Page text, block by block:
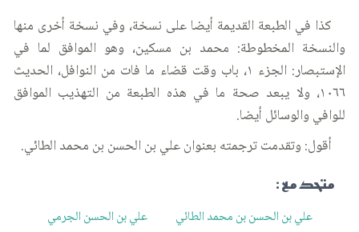
كذا في الطبعة القديمة أيضا على نسخة، وفي نسخة أخرى منها
والنسخة المخطوطة: محمد بن مسكين، وهو الموافق لما في
الإستبصار: الجزء ١، باب وقت قضاء ما فات من النوافل، الحديث
١٠٦٦، ولا يبعد صحة ما في هذه الطبعة من التهذيب الموافق
للوافي والوسائل أيضا.
أقول: وتقدمت ترجمته بعنوان علي بن الحسن بن محمد الطائي.
متحد مع :
علي بن الحسن بن محمد الطائي علي بن الحسن الجرمي